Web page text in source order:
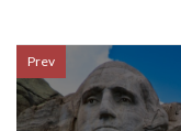
Prev